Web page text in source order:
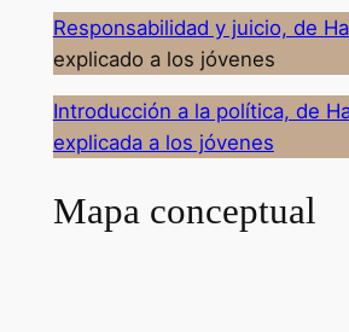
Responsabilidad y juicio, de
explicado a los jóvenes
Introducción a la política, de
explicada a los jóvenes
Mapa conceptual